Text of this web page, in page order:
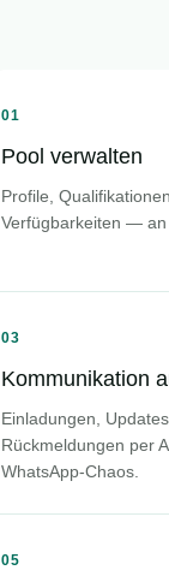
01
Pool verwalten
Profile,
Verfügbarkeiten — an
03
Kommunikation
Einladungen,
Rückmeldungen per
WhatsApp-Chaos.
05